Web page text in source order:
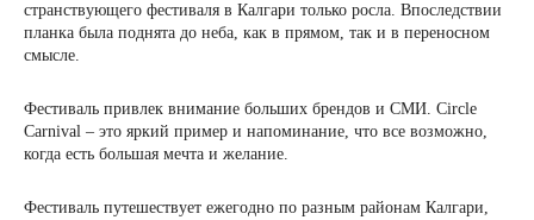
странствующего фестиваля в Калгари только росла. Впоследствии
планка была поднята до неба, как в прямом, так и в переносном
смысле.
Фестиваль привлек внимание больших брендов и СМИ. Circle
Carnival – это яркий пример и напоминание, что все возможно,
когда есть большая мечта и желание.
Фестиваль путешествует ежегодно по разным районам Калгари,